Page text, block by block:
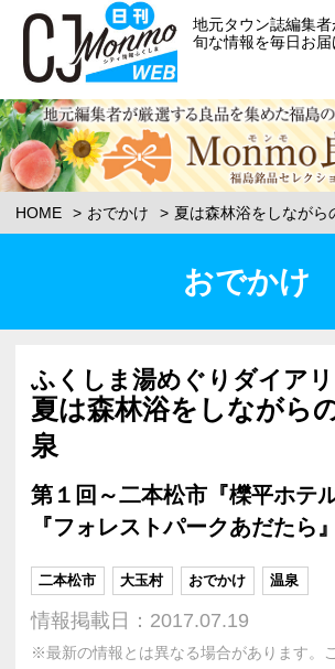
地元タウン誌編集
旬な情報を毎日お届
HOME おでかけ 夏は森林浴をしながら
おでかけ
ふくしま湯めぐりダイア
夏は森林浴をしながら
泉
第１回～二本松市『櫟平ホテ
『フォレストパークあだたら
二本松市 大玉村 おでかけ 温泉
情報掲載日：2017.07.19
※最新の情報とは異なる場合があります。